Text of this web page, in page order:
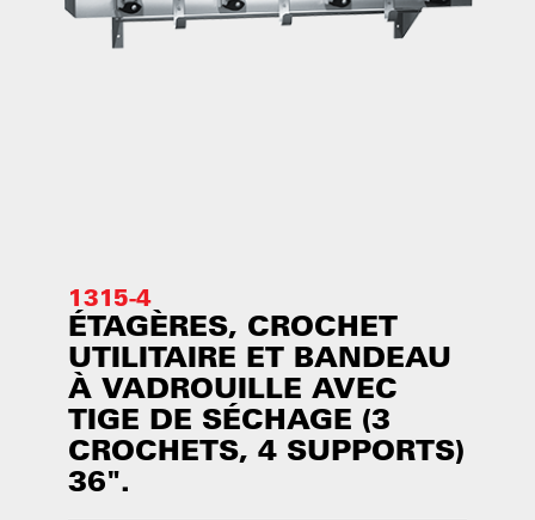
1315-4
ÉTAGÈRES, CROCHET
UTILITAIRE ET BANDEAU
À VADROUILLE AVEC
TIGE DE SÉCHAGE (3
CROCHETS, 4 SUPPORTS)
36".